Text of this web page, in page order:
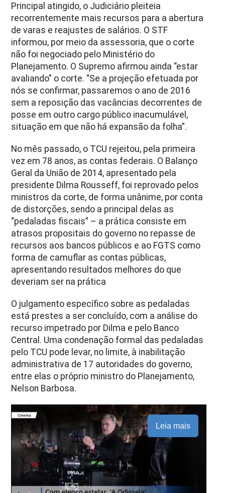
Principal atingido, o Judiciário pleiteia
recorrentemente mais recursos para a abertura
de varas e reajustes de salários. O STF
informou, por meio da assessoria, que o corte
não foi negociado pelo Ministério do
Planejamento. O Supremo afirmou ainda “estar
avaliando” o corte. “Se a projeção efetuada por
nós se confirmar, passaremos o ano de 2016
sem a reposição das vacâncias decorrentes de
posse em outro cargo público inacumulável,
situação em que não há expansão da folha”.
No mês passado, o TCU rejeitou, pela primeira
vez em 78 anos, as contas federais. O Balanço
Geral da União de 2014, apresentado pela
presidente Dilma Rousseff, foi reprovado pelos
ministros da corte, de forma unânime, por conta
de distorções, sendo a principal delas as
“pedaladas fiscais” – a prática consiste em
atrasos propositais do governo no repasse de
recursos aos bancos públicos e ao FGTS como
forma de camuflar as contas públicas,
apresentando resultados melhores do que
deveriam ser na prática
O julgamento específico sobre as pedaladas
está prestes a ser concluído, com a análise do
recurso impetrado por Dilma e pelo Banco
Central. Uma condenação formal das pedaladas
pelo TCU pode levar, no limite, à inabilitação
administrativa de 17 autoridades do governo,
entre elas o próprio ministro do Planejamento,
Nelson Barbosa.
Leia mais